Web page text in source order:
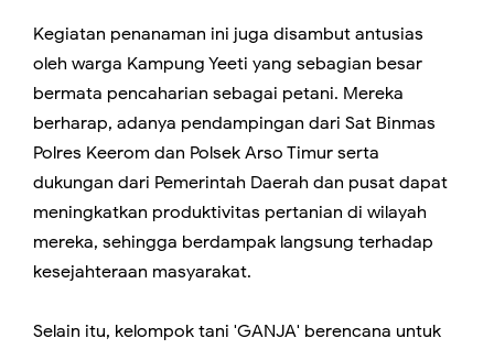
Kegiatan penanaman ini juga disambut antusias
oleh warga Kampung Yeeti yang sebagian besar
bermata pencaharian sebagai petani. Mereka
berharap, adanya pendampingan dari Sat Binmas
Polres Keerom dan Polsek Arso Timur serta
dukungan dari Pemerintah Daerah dan pusat dapat
meningkatkan produktivitas pertanian di wilayah
mereka, sehingga berdampak langsung terhadap
kesejahteraan masyarakat.
Selain itu, kelompok tani 'GANJA' berencana untuk